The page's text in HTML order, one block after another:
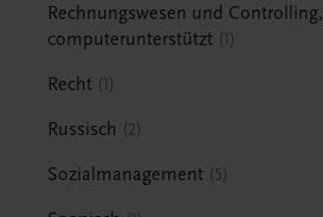
Rechnungswesen und Controlling,
computerunterstützt 1
Recht 1
Russisch 2
Sozialmanagement 5